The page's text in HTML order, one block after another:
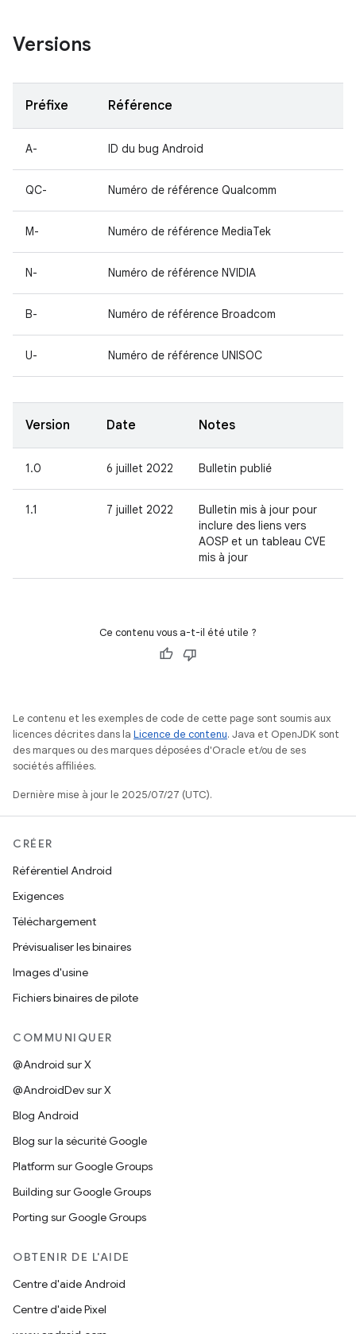
Versions
Préfixe Référence
A- ID du bug Android
QC- Numéro de référence Qualcomm
M- Numéro de référence MediaTek
N- Numéro de référence NVIDIA
B- Numéro de référence Broadcom
U- Numéro de référence UNISOC
Version Date Notes
1.0 6 juillet 2022 Bulletin publié
1.1 7 juillet 2022
Bulletin mis à jour pour
inclure des liens vers
AOSP et un tableau CVE
mis à jour
Ce contenu vous a-t-il été utile ?
Le contenu et les exemples de code de cette page sont soumis aux
licences décrites dans la Licence de contenu. Java et OpenJDK sont
des marques ou des marques déposées d'Oracle et/ou de ses
sociétés affiliées.
Dernière mise à jour le 2025/07/27 (UTC).
CRÉER
Référentiel Android
Exigences
Téléchargement
Prévisualiser les binaires
Images d'usine
Fichiers binaires de pilote
COMMUNIQUER
@Android sur X
@AndroidDev sur X
Blog Android
Blog sur la sécurité Google
Platform sur Google Groups
Building sur Google Groups
Porting sur Google Groups
OBTENIR DE L'AIDE
Centre d'aide Android
Centre d'aide Pixel